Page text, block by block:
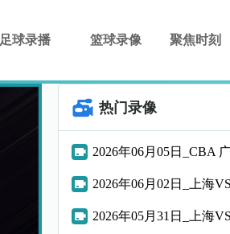
足球录播 篮球录像 聚焦时刻
热门录像